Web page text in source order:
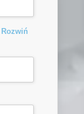
Rozwiń